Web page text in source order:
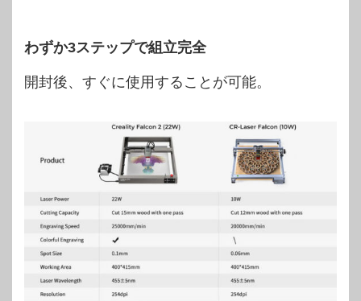
わずか3ステップで組立完全
開封後、すぐに使用することが可能。